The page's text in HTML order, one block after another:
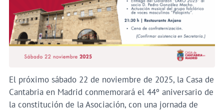
El próximo sábado 22 de noviembre de 2025, la Casa de
Cantabria en Madrid conmemorará el 44º aniversario de
la constitución de la Asociación, con una jornada de